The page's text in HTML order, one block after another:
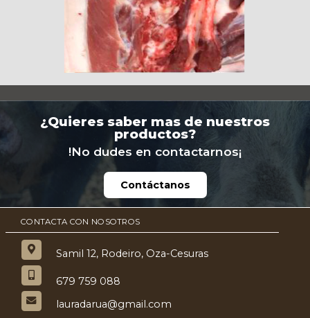
¿Quieres saber mas de nuestros
productos?
!No dudes en contactarnos¡
Contáctanos
CONTACTA CON NOSOTROS
Samil 12, Rodeiro, Oza-Cesuras
679 759 088
lauradarua@gmail.com